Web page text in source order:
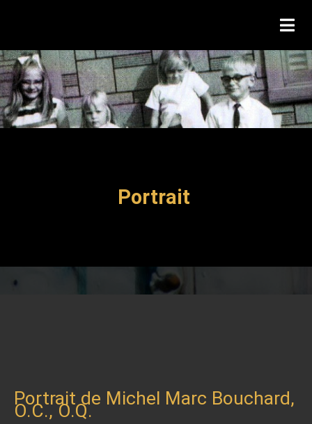
Portrait
Portrait de Michel Marc Bouchard,
O.C., O.Q.